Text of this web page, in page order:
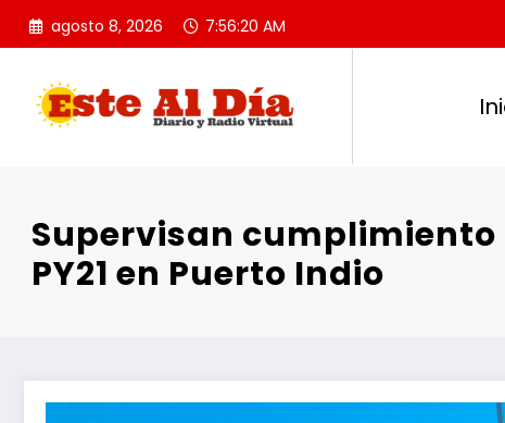
Saltar
agosto 8, 2026 7:56:21 AM
Supervisan
PY21 en Puerto Indio